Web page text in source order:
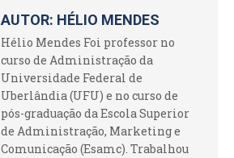
AUTOR: HÉLIO MENDES
Hélio Mendes Foi professor no
curso de Administração da
Universidade Federal de
Uberlândia (UFU) e no curso de
pós-graduação da Escola Superior
de Administração, Marketing e
Comunicação (Esamc). Trabalhou